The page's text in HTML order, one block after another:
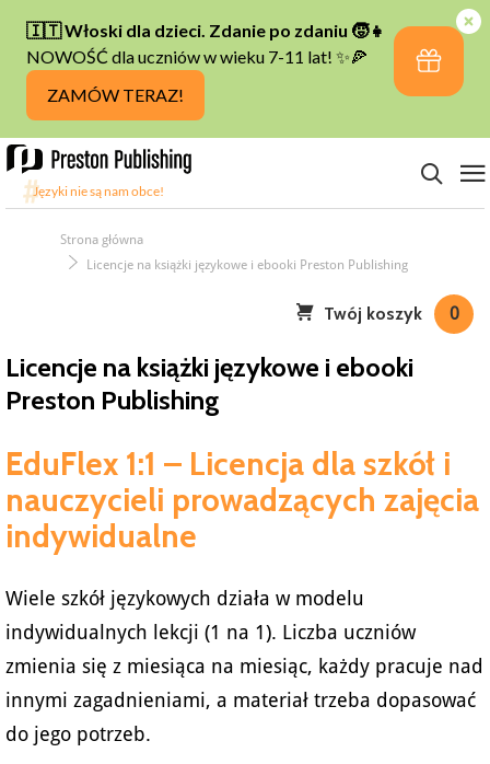
Strona główna
Licencje na książki językowe i ebooki Preston Publishing
Twój koszyk 0
Licencje na książki językowe i ebooki
Preston Publishing
EduFlex 1:1 – Licencja dla szkół i
nauczycieli prowadzących zajęcia
indywidualne
Wiele szkół językowych działa w modelu
indywidualnych lekcji (1 na 1). Liczba uczniów
zmienia się z miesiąca na miesiąc, każdy pracuje nad
innymi zagadnieniami, a materiał trzeba dopasować
do jego potrzeb.